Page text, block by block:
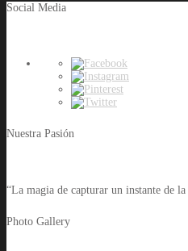
Social Media
Nuestra Pasión
“La magia de capturar un instante de
Photo Gallery